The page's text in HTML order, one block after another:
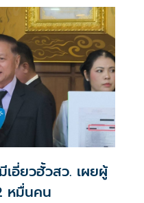
มีเพื่อน สส.รายอื่นของ
อยู่แล้ว
เอี่ยวฮั้วสว. เผยผู้
หมื่นคน